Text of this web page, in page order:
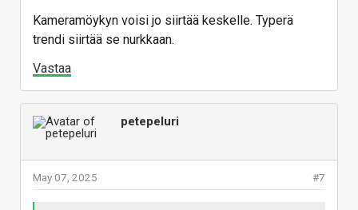
Kameramöykyn voisi jo siirtää keskelle. Typerä
trendi siirtää se nurkkaan.
Vastaa
petepeluri
#7
May 07, 2025